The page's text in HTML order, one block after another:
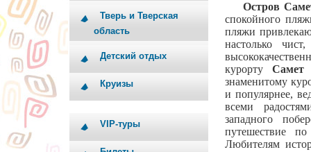
Тверь и Тверская
область
Детский отдых
Круизы
VIP-туры
Остров
спокойного
пляжи
настолько
курорту Самет
знаменитому
и популярнее,
всеми
западного
путешествие
Любителям